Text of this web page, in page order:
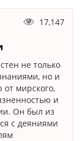
17,147
не только
но и
мирского,
и
Он был из
с деяниями